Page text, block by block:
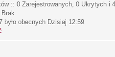
:: 0 Zarejestrowanych, 0 Ukrytych i
Brak
było obecnych Dzisiaj 12:59